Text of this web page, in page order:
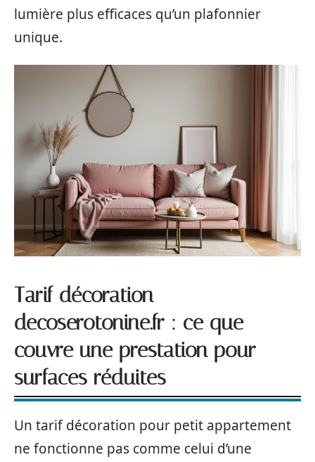
lumière plus efficaces qu’un plafonnier
unique.
Tarif décoration
decoserotonine.fr : ce que
couvre une prestation pour
surfaces réduites
Un tarif décoration pour petit appartement
ne fonctionne pas comme celui d’une